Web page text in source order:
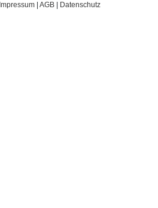
Impressum AGB Datenschutz